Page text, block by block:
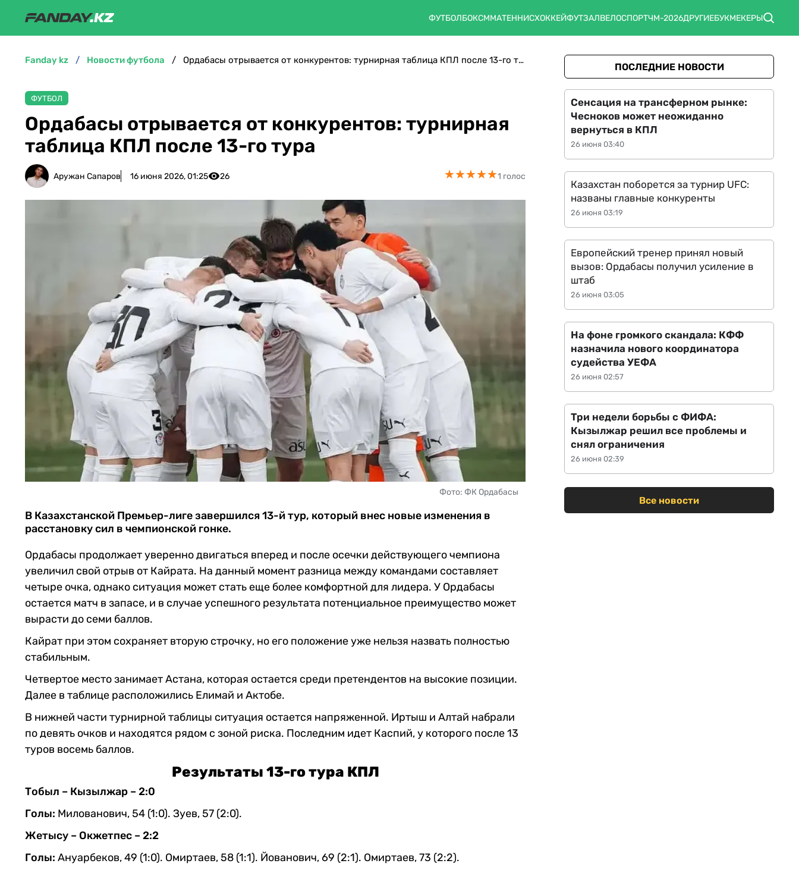
ФУТБОЛБОКСММАТЕННИСХОККЕЙФУТЗАЛВЕЛОСПОРТЧМ-2026ДРУГИЕБУКМЕКЕРЫ
fanday kz новости футбола Ордабасы отрывается от конкурентов: турнирная таблица КПЛ после 13-го тура
ФУТБОЛ
Ордабасы отрывается от конкурентов: турнирная
таблица КПЛ после 13-го тура
Аружан Сапаров 16 июня 2026, 01:25 26 ★★★★★
★★★★★1 голос
Фото: ФК Ордабасы
В Казахстанской Премьер-лиге завершился 13-й тур, который внес новые изменения в
расстановку сил в чемпионской гонке.
Ордабасы продолжает уверенно двигаться вперед и после осечки действующего чемпиона
увеличил свой отрыв от Кайрата. На данный момент разница между командами составляет
четыре очка, однако ситуация может стать еще более комфортной для лидера. У Ордабасы
остается матч в запасе, и в случае успешного результата потенциальное преимущество может
вырасти до семи баллов.
Кайрат при этом сохраняет вторую строчку, но его положение уже нельзя назвать полностью
стабильным.
Четвертое место занимает Астана, которая остается среди претендентов на высокие позиции.
Далее в таблице расположились Елимай и Актобе.
В нижней части турнирной таблицы ситуация остается напряженной. Иртыш и Алтай набрали
по девять очков и находятся рядом с зоной риска. Последним идет Каспий, у которого после 13
туров восемь баллов.
Результаты 13-го тура КПЛ
Тобыл – Кызылжар – 2:0
Голы: Милованович, 54 (1:0). Зуев, 57 (2:0).
Жетысу – Окжетпес – 2:2
Голы: Ануарбеков, 49 (1:0). Омиртаев, 58 (1:1). Йованович, 69 (2:1). Омиртаев, 73 (2:2).
ПОСЛЕДНИЕ НОВОСТИ
26 июня 03:40
Сенсация на трансферном рынке:
Чесноков может неожиданно
вернуться в КПЛ
26 июня 03:19
Казахстан поборется за турнир UFC:
названы главные конкуренты
26 июня 03:05
Европейский тренер принял новый
вызов: Ордабасы получил усиление в
штаб
26 июня 02:57
На фоне громкого скандала: КФФ
назначила нового координатора
судейства УЕФА
26 июня 02:39
Три недели борьбы с ФИФА:
Кызылжар решил все проблемы и
снял ограничения
Все новости